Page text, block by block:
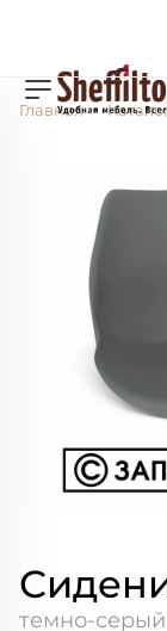
Главная
темно-